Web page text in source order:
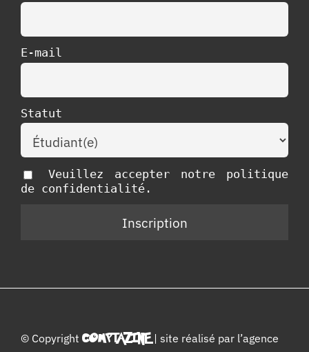
E-mail
Statut
Veuillez accepter notre politique
de confidentialité.
© Copyright COMPTAZINE| site réalisé par l’agence